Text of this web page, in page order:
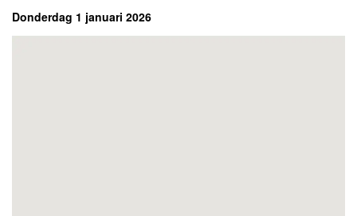
Donderdag 1 januari 2026